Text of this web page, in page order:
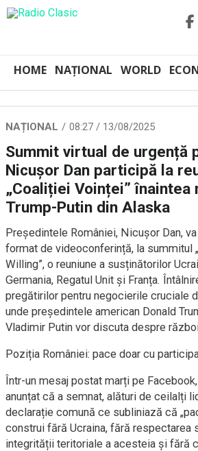
HOME NAȚIONAL WORLD
NAȚIONAL 08:27 / 13/08/2025
Summit virtual de urgență
Nicușor Dan participă la
„Coaliției Voinței”
Trump-Putin din Alaska
Președintele României, Nicușor Dan,
format de videoconferință, la summitul
Willing”, o reuniune a susținătorilor
Germania, Regatul Unit și Franța.
pregătirilor pentru negocierile cruciale
unde președintele american Donald
Vladimir Putin vor discuta despre
Poziția României: pace doar cu
Într-un mesaj postat marți pe
anunțat că a semnat, alături de ceilalți
declarație comună ce subliniază că
construi fără Ucraina, fără respectarea
integrității teritoriale a acesteia și fără